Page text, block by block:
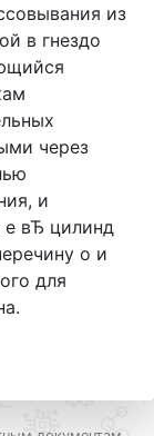
из
в гнездо
через
и
е вЂ цилинд
о и
для